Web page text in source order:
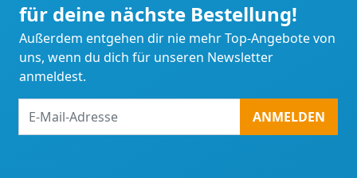
für deine nächste Bestellung!
Außerdem entgehen dir nie mehr Top-Angebote von
uns, wenn du dich für unseren Newsletter
anmeldest.
Mail-
ANMELDEN